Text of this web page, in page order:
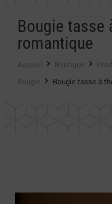
Bougie tasse
romantique
Accueil Boutique
Bougie
Bougie tasse à